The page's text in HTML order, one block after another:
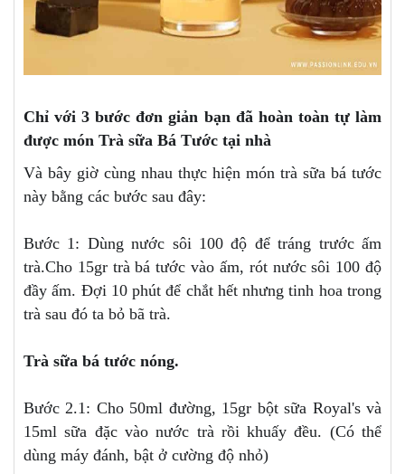
Chỉ với 3 bước đơn giản bạn đã hoàn toàn tự làm
được món Trà sữa Bá Tước tại nhà
Và bây giờ cùng nhau thực hiện món trà sữa bá tước
này bằng các bước sau đây:
Bước 1: Dùng nước sôi 100 độ để tráng trước ấm
trà.Cho 15gr trà bá tước vào ấm, rót nước sôi 100 độ
đầy ấm. Đợi 10 phút để chắt hết nhưng tinh hoa trong
trà sau đó ta bỏ bã trà.
Trà sữa bá tước nóng.
Bước 2.1: Cho 50ml đường, 15gr bột sữa Royal's và
15ml sữa đặc vào nước trà rồi khuấy đều. (Có thể
dùng máy đánh, bật ở cường độ nhỏ)